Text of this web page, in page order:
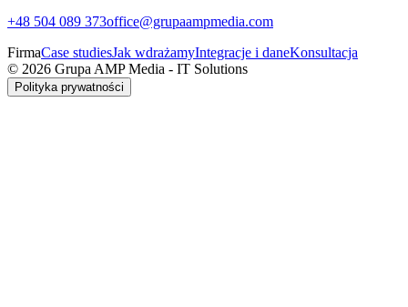
+48 504 089 373office@grupaampmedia.com
FirmaCase studiesJak wdrażamyIntegracje i daneKonsultacja
© 2026 Grupa AMP Media - IT Solutions
Polityka prywatności